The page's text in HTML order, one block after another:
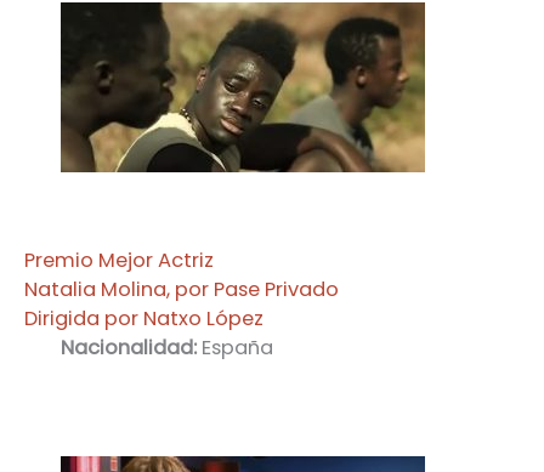
Premio Mejor Actriz
Natalia Molina, por Pase Privado
Dirigida por Natxo López
Nacionalidad: España